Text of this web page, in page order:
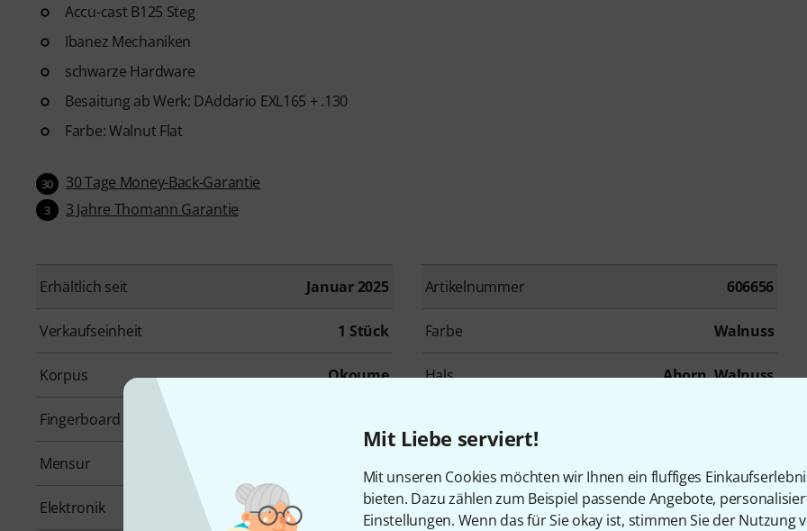
Mit Liebe serviert!
Mit unseren Cookies möchten wir Ihnen ein fluffiges
bieten. Dazu zählen zum Beispiel passende Angebote,
Einstellungen. Wenn das für Sie okay ist, stimmen Sie der Nutzung
Accu-cast B125 Steg
Ibanez Mechaniken
schwarze Hardware
Besaitung ab Werk: DAddario EXL165 + .130
Farbe: Walnut Flat
30 30 Tage Money-Back-Garantie
3 3 Jahre Thomann Garantie
Erhältlich seit Januar 2025 Artikelnummer 606656
Verkaufseinheit 1 Stück Farbe Walnuss
Korpus Okoume Hals Ahorn, Walnuss
Fingerboard
Mensur
Elektronik Aktiv Inkl. Koffer Nein